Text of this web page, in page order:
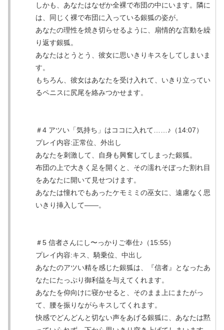
しかも、あなたはなぜか全裸で布団の中にいます。隣に
は、同じく裸で布団に入っている銀狐の姿が。
あなたの理性を焼き切らせるように、扇情的な言動を繰
り返す銀狐。
あなたはとうとう、彼女に思いきりキスをしてしまいま
す。
もちろん、彼女はあなたを受け入れて、いきり立ってい
るペニスに尻尾を絡みつかせます。
＃4 アツい「気持ち」はココに入れて……♪（14:07）
プレイ内容:正常位、外出し
あなたを刺激して、自身も興奮してしまった銀狐。
布団の上で大きく足を開くと、その濡れそぼった割れ目
をあなたに開いて見せつけます。
あなたは憧れでもあったケモミミの巫女に、遠慮なく思
いきり挿入して――。
＃5 信者さんにし〜っかりご奉仕♪（15:55）
プレイ内容:キス、騎乗位、中出し
あなたのアツい精を感じた銀狐は、『信者』となったあ
なたにたっぷり御利益を与えてくれます。
あなたを仰向けに寝かせると、そのまま上にまたがっ
て、腰を振りながらキスしてくれます。
快感でどんどんと切ない声をあげる銀狐に、あなたは黙